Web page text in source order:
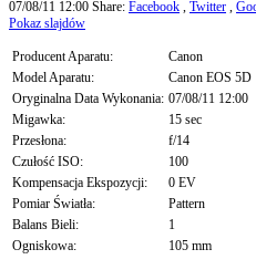
07/08/11 12:00 Share: Facebook , Twitter ,
Pokaz slajdów
Producent Aparatu:
Canon
Model Aparatu:
Canon EOS 5D
Oryginalna Data Wykonania: 07/08/11 12:00
Migawka:
15 sec
Przesłona:
f/14
Czułość ISO:
100
Kompensacja Ekspozycji:
0 EV
Pomiar Światła:
Pattern
Balans Bieli:
1
Ogniskowa:
105 mm